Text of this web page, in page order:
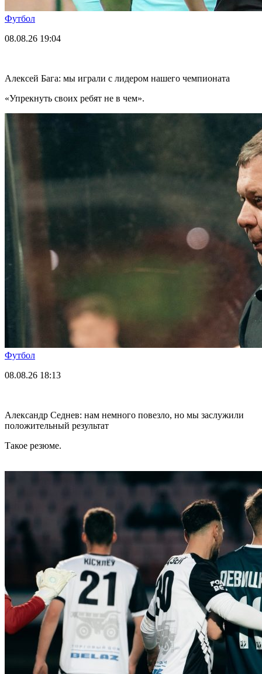
Футбол
08.08.26 19:04
Алексей Бага: мы играли с лидером нашего чемпионата
«Упрекнуть своих ребят не в чем».
Футбол
08.08.26 18:13
Александр Седнев: нам немного повезло, но мы заслужили
положительный результат
Такое резюме.